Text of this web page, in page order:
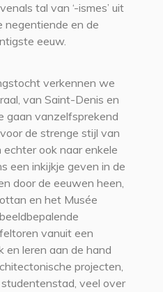
tal van ‘-ismes’ uit
en de
eeuw.
verkennen we
van Saint-Denis en
gaan vanzelfsprekend
de strenge stijl van
ook naar enkele
een inkijkje geven in de
door de eeuwen heen,
en het Musée
vanuit een
en leren aan de hand
projecten,
veel over